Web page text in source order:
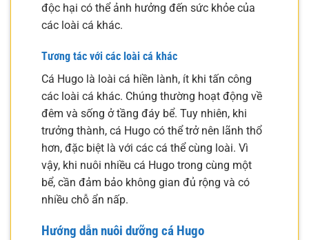
độc hại có thể ảnh hưởng đến sức khỏe của
các loài cá khác.
Tương tác với các loài cá khác
Cá Hugo là loài cá hiền lành, ít khi tấn công
các loài cá khác. Chúng thường hoạt động về
đêm và sống ở tầng đáy bể. Tuy nhiên, khi
trưởng thành, cá Hugo có thể trở nên lãnh thổ
hơn, đặc biệt là với các cá thể cùng loài. Vì
vậy, khi nuôi nhiều cá Hugo trong cùng một
bể, cần đảm bảo không gian đủ rộng và có
nhiều chỗ ẩn nấp.
Hướng dẫn nuôi dưỡng cá Hugo